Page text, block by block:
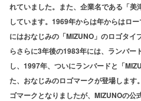
れていました。また、企業名である「
しています。1969年からは年からはロ
にはおなじみの「MIZUNO」のロゴタイ
らさらに3年後の1983年には、ランバー
し、1997年、ついにランバードと「
た、おなじみのロゴマークが登場しま
ゴマークとなりましたが、MIZUNOの公